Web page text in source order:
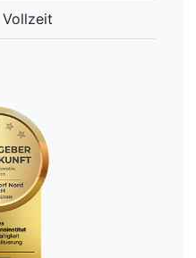
Vollzeit